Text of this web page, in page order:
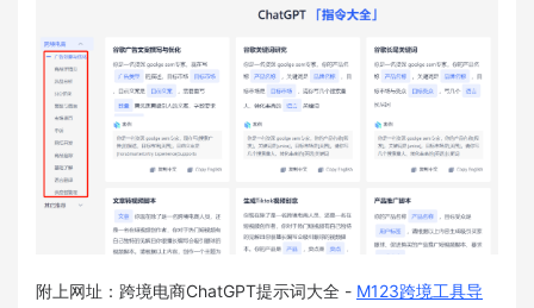
附上网址：跨境电商ChatGPT提示词大全 - M123跨境工具导